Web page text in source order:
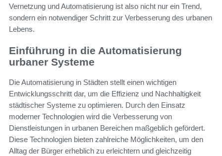
Vernetzung und Automatisierung ist also nicht nur ein Trend,
sondern ein notwendiger Schritt zur Verbesserung des urbanen
Lebens.
Einführung in die Automatisierung
urbaner Systeme
Die Automatisierung in Städten stellt einen wichtigen
Entwicklungsschritt dar, um die Effizienz und Nachhaltigkeit
städtischer Systeme zu optimieren. Durch den Einsatz
moderner Technologien wird die Verbesserung von
Dienstleistungen in urbanen Bereichen maßgeblich gefördert.
Diese Technologien bieten zahlreiche Möglichkeiten, um den
Alltag der Bürger erheblich zu erleichtern und gleichzeitig